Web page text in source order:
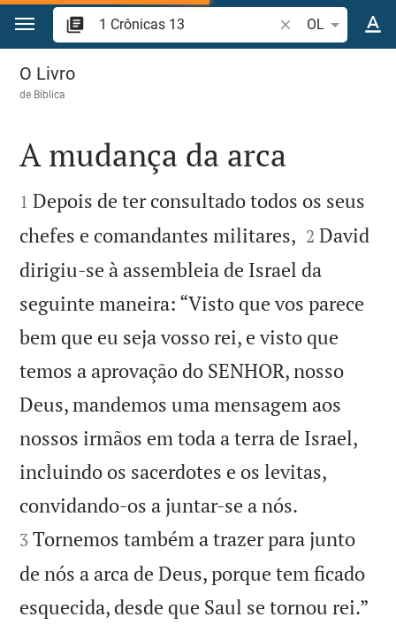
Ir para o conteúdo
Pesquise
OL
1 Crônicas 13
O Livro
de Biblica

A mudança da arca

1 Depois de ter consultado todos os seus
chefes e comandantes militares, 

2 David
dirigiu-se à assembleia de Israel da
seguinte maneira: “Visto que vos parece
bem que eu seja vosso rei, e visto que
temos a aprovação do SENHOR, nosso
Deus, mandemos uma mensagem aos
nossos irmãos em toda a terra de Israel,
incluindo os sacerdotes e os levitas,
convidando-os a juntar-se a nós.
3 Tornemos também a trazer para junto
de nós a arca de Deus, porque tem ficado
esquecida, desde que Saul se tornou rei.”